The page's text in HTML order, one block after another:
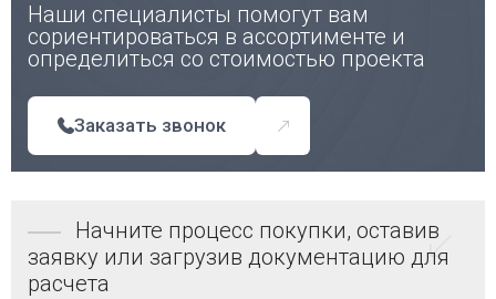
Наши специалисты помогут вам
сориентироваться в ассортименте и
определиться со стоимостью проекта
Заказать звонок
Начните процесс покупки, оставив
заявку или загрузив документацию для
расчета